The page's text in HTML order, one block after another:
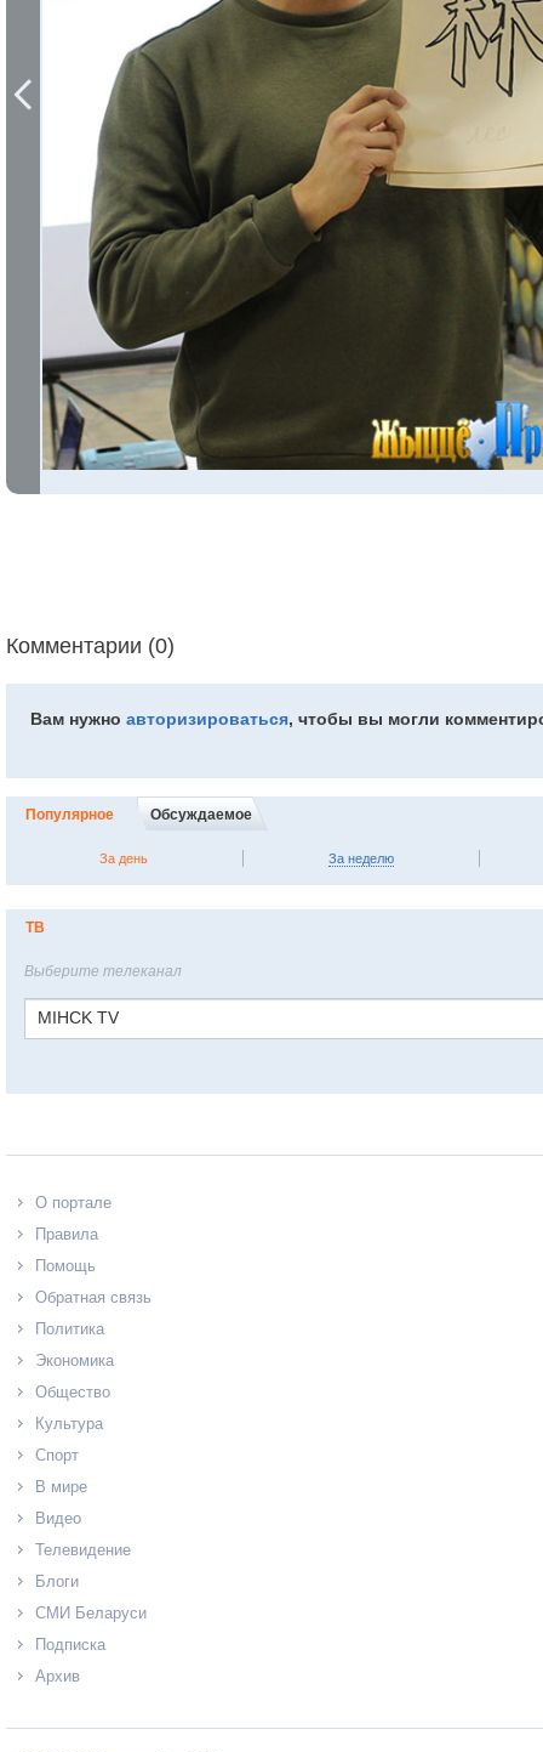
Комментарии (0)
Вам нужно авторизироваться, чтобы вы могли
Популярное Обсуждаемое
За день За неделю
ТВ
Выберите телеканал
MIHCK TV
О портале
Правила
Помощь
Обратная связь
Политика
Экономика
Общество
Культура
Спорт
В мире
Видео
Телевидение
Блоги
СМИ Беларуси
Подписка
Архив